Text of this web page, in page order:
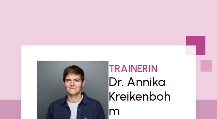
TRAINERIN
Dr. Annika
Kreikenboh
m